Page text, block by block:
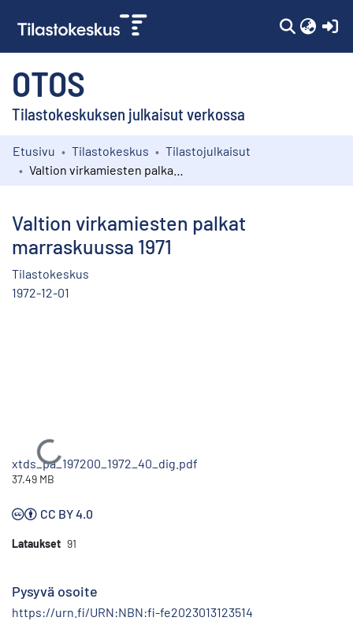
OTOS
Tilastokeskuksen julkaisut verkossa
Kokoelmat
Etusivu Tilastokeskus
Tilastojulkaisut
Valtion virkamiesten palkat
marraskuussa 1971
Tilastokeskus
1972-12-01
Ladataan...
xtds_pa_197200_1972_40_dig.pdf
37.49 MB
CC BY 4.0
Lataukset 91
Pysyvä osoite
https://urn.fi/URN:NBN:fi-fe2023013123514